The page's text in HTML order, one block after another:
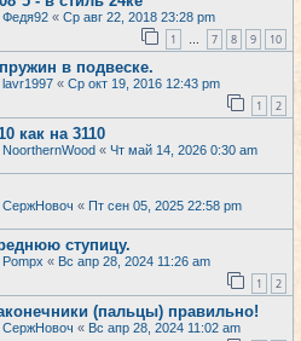
Федя92 « Ср авг 22, 2018 23:28 pm
1 … 7 8 9 10
в подвеске.
lavr1997 « Ср окт 19, 2016 12:43 pm
1 2
как на 3110
NoorthernWood « Чт май 14, 2026 0:30 am
СержНовоч « Пт сен 05, 2025 22:58 pm
ступицу.
Pompx « Вс апр 28, 2024 11:26 am
1 2
(пальцы) правильно!
СержНовоч « Вс апр 28, 2024 11:02 am